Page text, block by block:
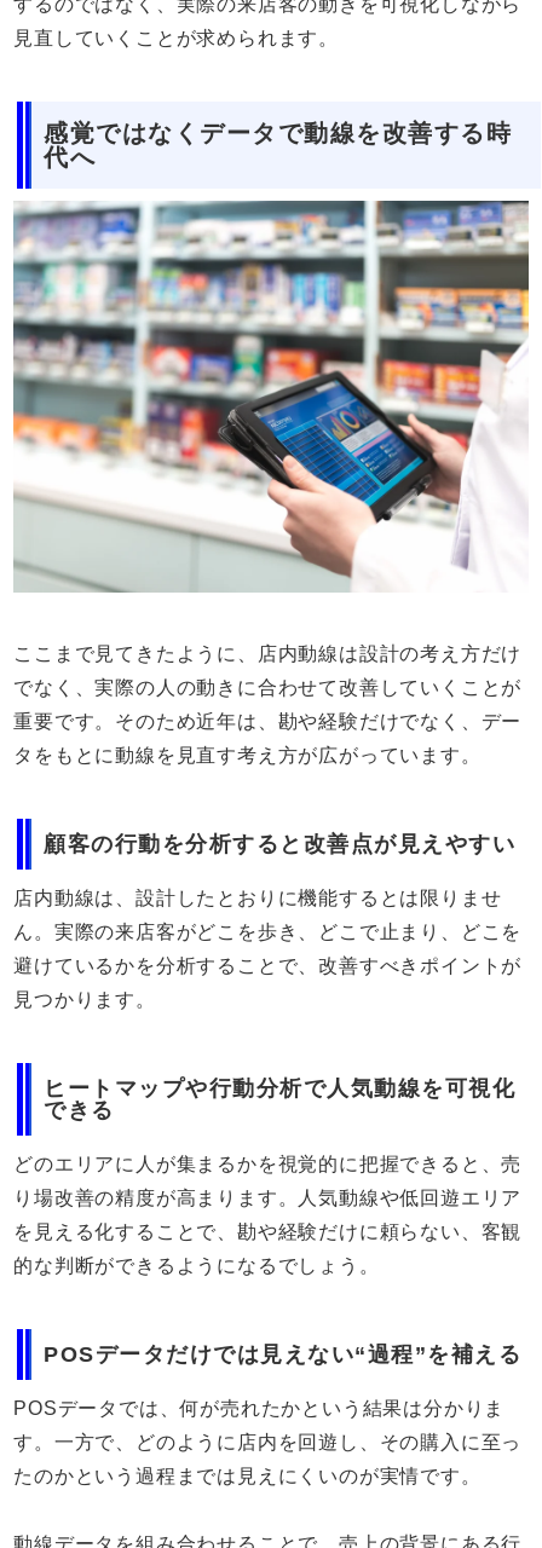
するのではなく、実際の来店客の動きを可視化しながら
見直していくことが求められます。
感覚ではなくデータで動線を改善する時
代へ
ここまで見てきたように、店内動線は設計の考え方だけ
でなく、実際の人の動きに合わせて改善していくことが
重要です。そのため近年は、勘や経験だけでなく、デー
タをもとに動線を見直す考え方が広がっています。
顧客の行動を分析すると改善点が見えやすい
店内動線は、設計したとおりに機能するとは限りませ
ん。実際の来店客がどこを歩き、どこで止まり、どこを
避けているかを分析することで、改善すべきポイントが
見つかります。
ヒートマップや行動分析で人気動線を可視化
できる
どのエリアに人が集まるかを視覚的に把握できると、売
り場改善の精度が高まります。人気動線や低回遊エリア
を見える化することで、勘や経験だけに頼らない、客観
的な判断ができるようになるでしょう。
POSデータだけでは見えない“過程”を補える
POSデータでは、何が売れたかという結果は分かりま
す。一方で、どのように店内を回遊し、その購入に至っ
たのかという過程までは見えにくいのが実情です。
動線データを組み合わせることで、売上の背景にある行